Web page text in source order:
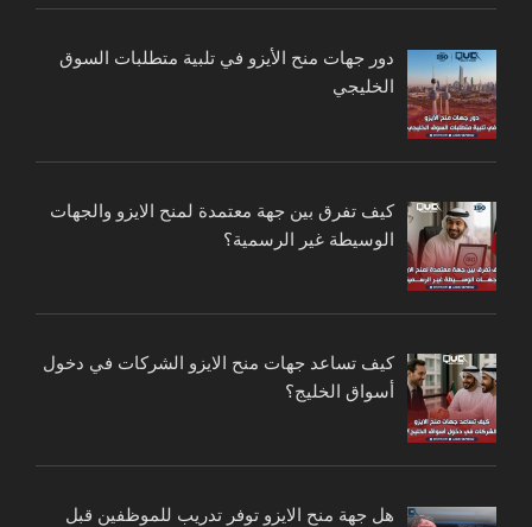
دور جهات منح الأيزو في تلبية متطلبات السوق
الخليجي
كيف تفرق بين جهة معتمدة لمنح الايزو والجهات
الوسيطة غير الرسمية؟
كيف تساعد جهات منح الايزو الشركات في دخول
أسواق الخليج؟
هل جهة منح الايزو توفر تدريب للموظفين قبل